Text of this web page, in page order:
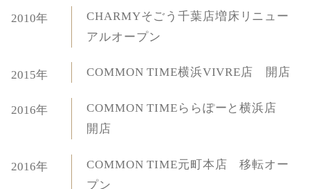
2010年
CHARMYそごう千葉店増床リニュー
アルオープン
2015年 COMMON TIME横浜VIVRE店 開店
2016年
COMMON TIMEららぽーと横浜店
開店
2016年
COMMON TIME元町本店 移転オー
プン